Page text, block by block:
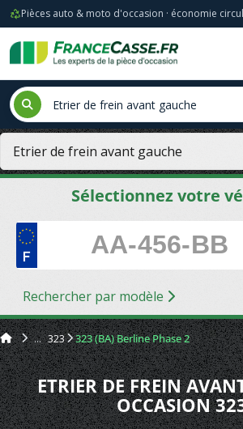
Pièces auto & moto d'occasion · économie
Sélectionnez votre
Rechercher par modèle
323 323 (BA) Berline Phase 2
ETRIER DE FREIN
OCCASION